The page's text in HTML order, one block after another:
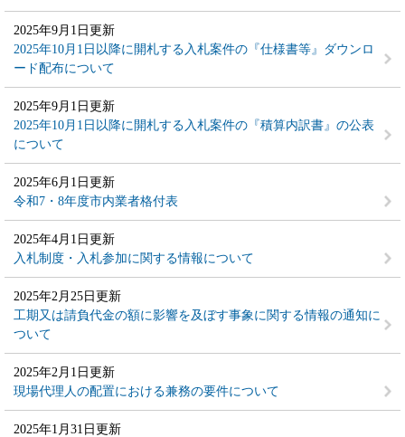
2025年9月1日更新
2025年10月1日以降に開札する入札案件の『仕様書等』ダウンロ
ード配布について
2025年9月1日更新
2025年10月1日以降に開札する入札案件の『積算内訳書』の公表
について
2025年6月1日更新
令和7・8年度市内業者格付表
2025年4月1日更新
入札制度・入札参加に関する情報について
2025年2月25日更新
工期又は請負代金の額に影響を及ぼす事象に関する情報の通知に
ついて
2025年2月1日更新
現場代理人の配置における兼務の要件について
2025年1月31日更新